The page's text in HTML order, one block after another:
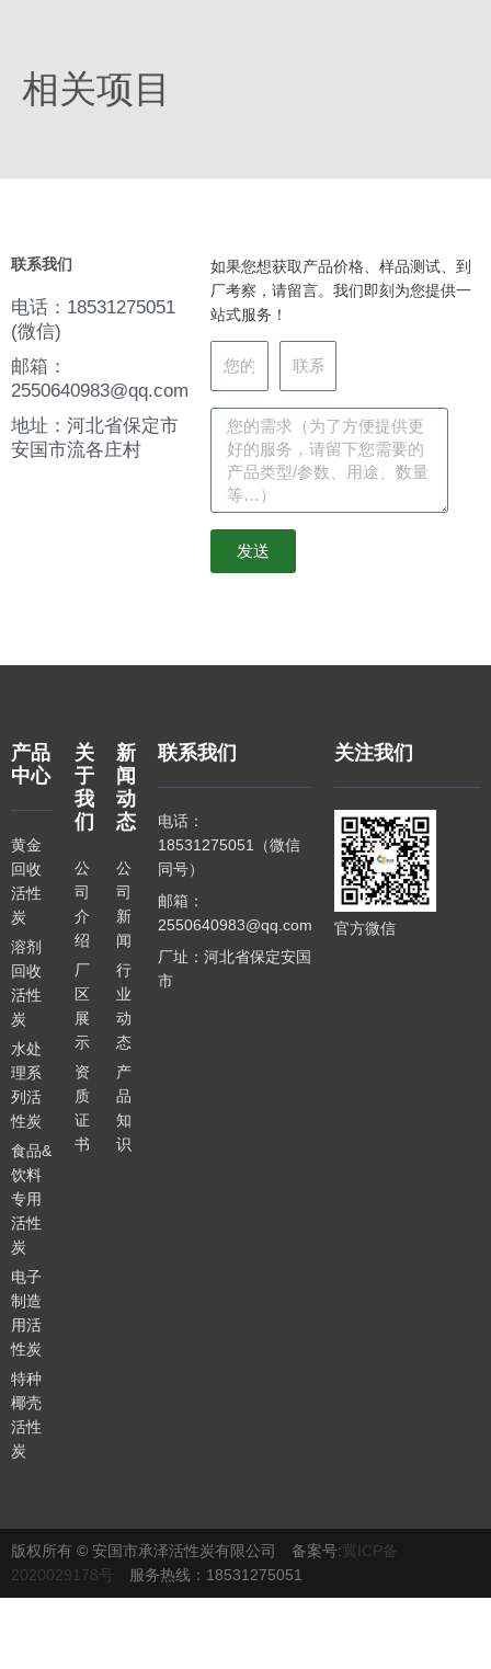
相关项目
联系我们
电话：18531275051
(微信)
邮箱：
2550640983@qq.com
地址：河北省保定市
安国市流各庄村
如果您想获取产品价格、样品测试、到
厂考察，请留言。我们即刻为您提供一
站式服务！
发送
产品
中心
黄金
回收
活性
炭
溶剂
回收
活性
炭
水处
理系
列活
性炭
食品&
饮料
专用
活性
炭
电子
制造
用活
性炭
特种
椰壳
活性
炭
关
于
我
们
公
司
介
绍
厂
区
展
示
资
质
证
书
新
闻
动
态
公
司
新
闻
行
业
动
态
产
品
知
识
联系我们
电话：
18531275051（微信
同号）
邮箱：
2550640983@qq.com
厂址：河北省保定安国
市
关注我们
官方微信
版权所有 © 安国市承泽活性炭有限公司 备案号: 冀ICP备
2020029178号 服务热线：18531275051